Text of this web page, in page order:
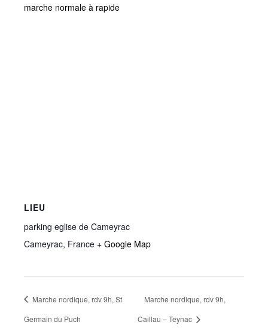
marche normale à rapide
LIEU
parking eglise de Cameyrac
Cameyrac, France + Google Map
Marche nordique, rdv 9h, St
Germain du Puch
Marche nordique, rdv 9h,
Caillau – Teynac